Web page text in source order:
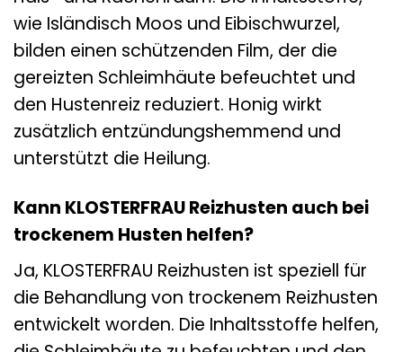
wie Isländisch Moos und Eibischwurzel,
bilden einen schützenden Film, der die
gereizten Schleimhäute befeuchtet und
den Hustenreiz reduziert. Honig wirkt
zusätzlich entzündungshemmend und
unterstützt die Heilung.
Kann KLOSTERFRAU Reizhusten auch bei
trockenem Husten helfen?
Ja, KLOSTERFRAU Reizhusten ist speziell für
die Behandlung von trockenem Reizhusten
entwickelt worden. Die Inhaltsstoffe helfen,